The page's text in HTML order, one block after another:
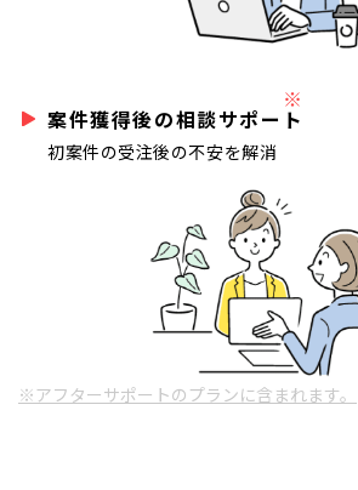
案件獲得後の相談サポート
※
初案件の受注後の不安を解消
※アフターサポートのプランに含まれます。